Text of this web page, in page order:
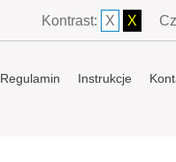
Kontrast: X X
Regulamin Instrukcje